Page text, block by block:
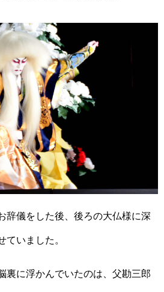
辞儀をした後、後ろの大仏様に深
ていました。
裏に浮かんでいたのは、父勘三郎